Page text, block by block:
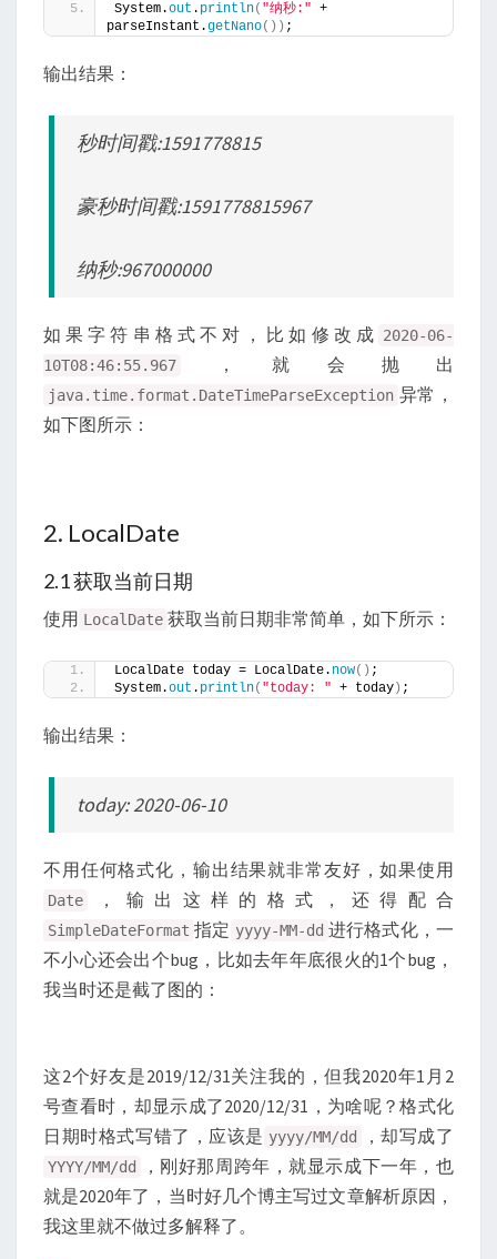
System.out . println( "纳秒:" +
parseInstant.getNano()) ;
输出结果：
秒时间戳:1591778815
豪秒时间戳:1591778815967
纳秒:967000000
如果字符串格式不对，比如修改成 2020-06-
10T08:46:55.967
，就会抛出
java.time.format.DateTimeParseException 异常，
如下图所示：
2. LocalDate
2.1 获取当前日期
使用 LocalDate 获取当前日期非常简单，如下所示：
LocalDate today = LocalDate. now() ;
System.out . println( "today: " + today ) ;
输出结果：
today: 2020-06-10
不用任何格式化，输出结果就非常友好，如果使用
Date ，输出这样的格式，还得配合
SimpleDateFormat 指定 yyyy-MM-dd 进行格式化，一
不小心还会出个bug，比如去年年底很火的1个bug，
我当时还是截了图的：
这2个好友是2019/12/31关注我的，但我2020年1月2
号查看时，却显示成了2020/12/31，为啥呢？格式化
日期时格式写错了，应该是 yyyy/MM/dd ，却写成了
YYYY/MM/dd
，刚好那周跨年，就显示成下一年，也
就是2020年了，当时好几个博主写过文章解析原因，
我这里就不做过多解释了。